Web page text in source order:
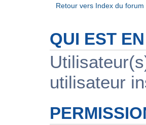
Retour vers Index du forum
QUI EST
utilisateur